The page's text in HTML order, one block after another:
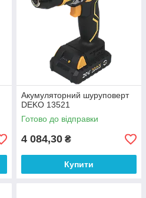
Акумуляторний шуруповерт
DEKO 13521
Готово до відправки
4 084,30 ₴
Купити